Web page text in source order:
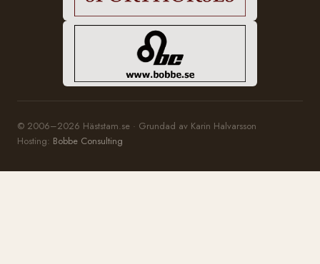
© 2006–2026 Häststam.se · Grundad av Karin Halvarsson
Hosting: Bobbe Consulting